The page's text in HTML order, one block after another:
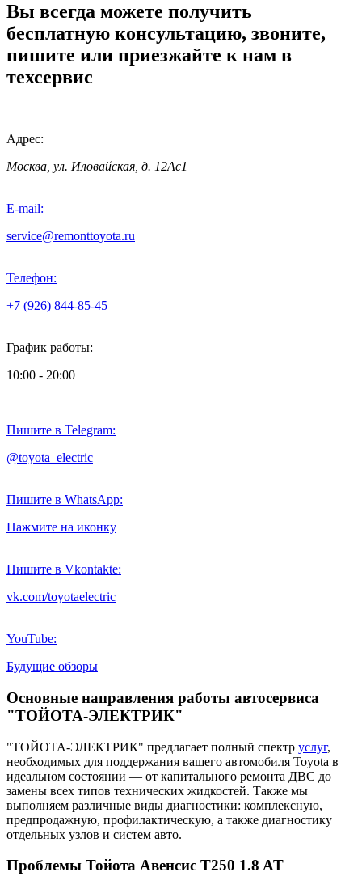
Вы всегда можете получить
бесплатную консультацию, звоните,
пишите или приезжайте к нам в
техсервис
Адрес:
Москва, ул. Иловайская, д. 12Ас1
E-mail:
service@remonttoyota.ru
Телефон:
+7 (926) 844-85-45
График работы:
10:00 - 20:00
Пишите в Telegram:
@toyota_electric
Пишите в WhatsApp:
Нажмите на иконку
Пишите в Vkontakte:
vk.com/toyotaelectric
YouTube:
Будущие обзоры
Основные направления работы автосервиса
"ТОЙОТА-ЭЛЕКТРИК"
"ТОЙОТА-ЭЛЕКТРИК" предлагает полный спектр услуг,
необходимых для поддержания вашего автомобиля Toyota в
идеальном состоянии — от капитального ремонта ДВС до
замены всех типов технических жидкостей. Также мы
выполняем различные виды диагностики: комплексную,
предпродажную, профилактическую, а также диагностику
отдельных узлов и систем авто.
Проблемы Тойота Авенсис T250 1.8 AT